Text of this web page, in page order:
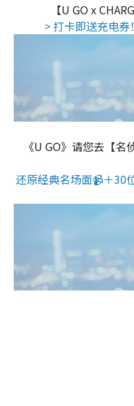
【U GO x
> 打卡即送充电
《U GO》请您去【
还原经典名场面📹＋30